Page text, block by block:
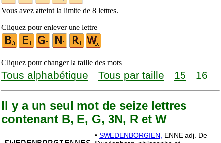
Vous avez atteint la limite de 8 lettres.
Cliquez pour enlever une lettre
Cliquez pour changer la taille des mots
Tous alphabétique Tous par taille 15 16
Il y a un seul mot de seize lettres
contenant B, E, G, 3N, R et W
• SWEDENBORGIEN,
ENNE adj. De